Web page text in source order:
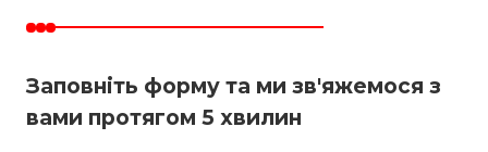
Заповніть форму та ми зв'яжемося з
вами протягом 5 хвилин